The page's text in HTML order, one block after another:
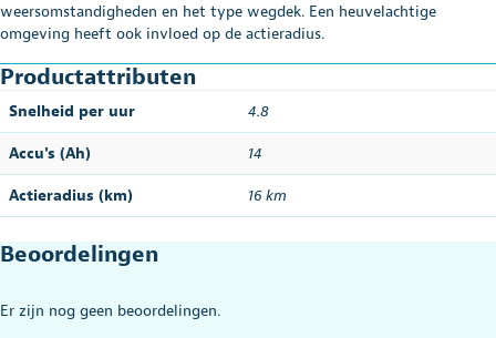
weersomstandigheden en het type wegdek. Een heuvelachtige
omgeving heeft ook invloed op de actieradius.
Productattributen
Snelheid per uur 4.8
Accu's (Ah) 14
Actieradius (km) 16 km
Beoordelingen
Er zijn nog geen beoordelingen.